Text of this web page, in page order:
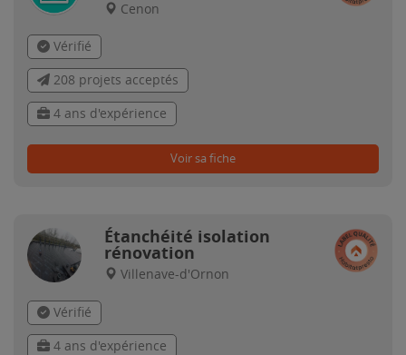
Cenon
Vérifié
208 projets acceptés
4 ans d'expérience
Voir sa fiche
Étanchéité isolation
rénovation
Villenave-d'Ornon
Vérifié
4 ans d'expérience